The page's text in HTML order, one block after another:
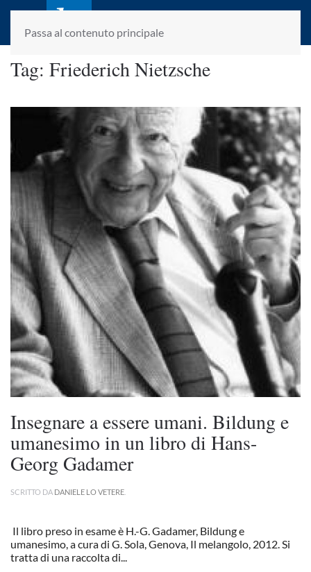
Passa al contenuto principale
laletteraturaenoi.it
fondato da Romano Luperini
Tag: Friederich Nietzsche
Insegnare a essere umani. Bildung e
umanesimo in un libro di Hans-
Georg Gadamer
SCRITTO DA DANIELE LO VETERE
Il libro preso in esame è H.-G. Gadamer, Bildung e
umanesimo, a cura di G. Sola, Genova, Il melangolo, 2012. Si
tratta di una raccolta di...